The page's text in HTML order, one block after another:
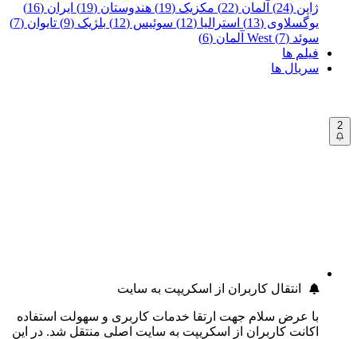
ژاپن (24)
آلمان (22) مکزیک (19) هندوستان (19)
ایران (16)
یوگسلاوی (13)
استرالیا (12) سوئیس (12) بلژیک (9)
تایوان (7)
سوئد (7)
West آلمان (6)
فیلم ها
سریال ها
2
انتقال کاربران از اسکریپت به سایت
با عرض سلام جهت ارتقا خدمات کاربری و سهولت استفاده
اکانت کاربران از اسکریپت به سایت اصلی منتقل شد. در این